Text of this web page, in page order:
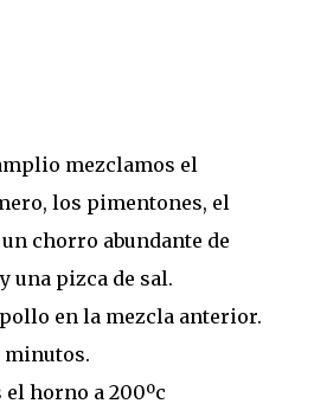
mezclamos el
los pimentones, el
chorro abundante de
una pizca de sal.
en la mezcla anterior.
minutos.
horno a 200ºc